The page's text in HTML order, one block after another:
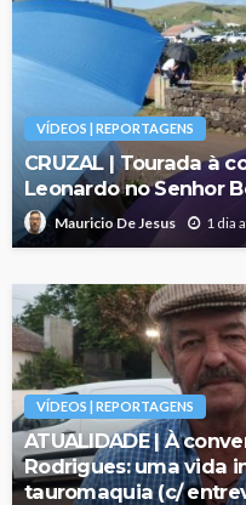
VÍDEOS | REPORTAGENS
CRUZAL | Tourada à
Leonardo no Senhor
Mauricio De Jesus 1 dia
VÍDEOS | REPORTAGENS
ATUALIDADE | À
Rodrigues: uma vida
tauromaquia (c/